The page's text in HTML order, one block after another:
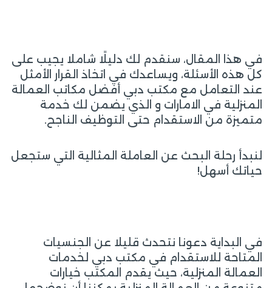
في هذا المقال، سنقدم لك دليلًا شاملا يجيب على
كل هذه الأسئلة، ويساعدك في اتخاذ القرار الأمثل
عند التعامل مع مكتب دبي أفضل مكاتب العمالة
المنزلية في الامارات و الذي يضمن لك خدمة
متميزة من الاستقدام حتى التوظيف الناجح.
لنبدأ رحلة البحث عن العاملة المثالية التي ستجعل
حياتك أسهل!
في البداية دعونا نتحدث قليلا عن الجنسيات
المتاحة للاستقدام في مكتب دبي لخدمات
العمالة المنزلية، حيث يقدم المكتب خيارات